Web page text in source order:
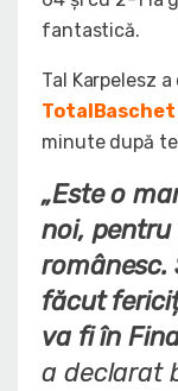
fantastică.
Tal Karpelesz
TotalBaschet
minute după
„Este o
noi,
făcut
va fi în
a declarat